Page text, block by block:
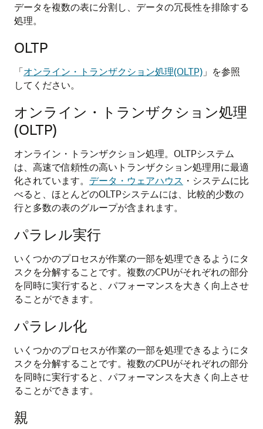
データを複数の表に分割し、データの冗長性を排除する
処理。
OLTP
「オンライン・トランザクション処理(OLTP) 」を参照
してください。
オンライン・トランザクション処理
(OLTP)
オンライン・トランザクション処理。OLTPシステム
は、高速で信頼性の高いトランザクション処理用に最適
化されています。 データ・ウェアハウス ・システムに比
べると、ほとんどのOLTPシステムには、比較的少数の
行と多数の表のグループが含まれます。
パラレル実行
いくつかのプロセスが作業の一部を処理できるようにタ
スクを分解することです。複数のCPUがそれぞれの部分
を同時に実行すると、パフォーマンスを大きく向上させ
ることができます。
パラレル化
いくつかのプロセスが作業の一部を処理できるようにタ
スクを分解することです。複数のCPUがそれぞれの部分
を同時に実行すると、パフォーマンスを大きく向上させ
ることができます。
親